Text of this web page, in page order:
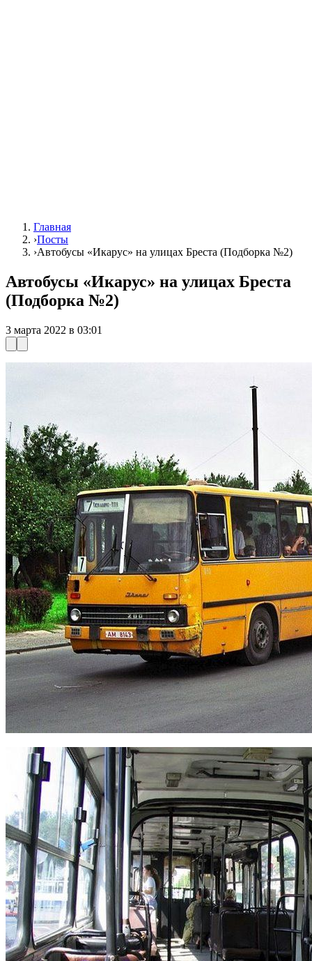
Главная
›Посты
›Автобусы «Икарус» на улицах Бреста (Подборка №2)
Автобусы «Икарус» на улицах Бреста
(Подборка №2)
3 марта 2022 в 03:01